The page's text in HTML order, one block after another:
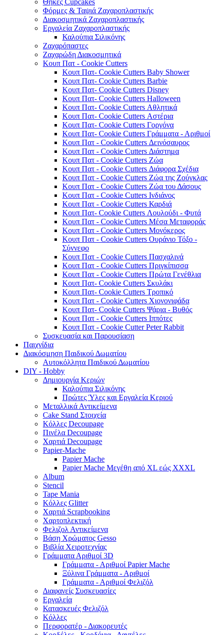
Θήκες Cupcakes
Φόρμες & Ταψιά Ζαχαροπλαστικής
Διακοσμητικά Ζαχαροπλαστικής
Εργαλεία Ζαχαροπλαστικής
Καλούπια Σιλικόνης
Ζαχαρόπαστες
Ζαχαρώδη Διακοσμητικά
Κουπ Πατ - Cookie Cutters
Κουπ Πατ- Cookie Cutters Baby Shower
Κουπ Πατ- Cookie Cutters Barbie
Κουπ Πατ- Cookie Cutters Disney
Κουπ Πατ- Cookie Cutters Halloween
Κουπ Πατ- Cookie Cutters Αθλητικά
Κουπ Πατ- Cookie Cutters Αστέρια
Κουπ Πατ- Cookie Cutters Γοργόνα
Κουπ Πατ- Cookie Cutters Γράμματα - Αριθμοί
Κουπ Πατ - Cookie Cutters Δεινόσαυρος
Κουπ Πατ - Cookie Cutters Διάστημα
Κουπ Πατ - Cookie Cutters Ζώα
Κουπ Πατ - Cookie Cutters Διάφορα Σχέδια
Κουπ Πατ - Cookie Cutters Ζώα της Ζούγκλας
Κουπ Πατ - Cookie Cutters Ζώα του Δάσους
Κουπ Πατ - Cookie Cutters Ινδιάνος
Κουπ Πατ - Cookie Cutters Καρδιά
Κουπ Πατ- Cookie Cutters Λουλούδι - Φυτά
Κουπ Πατ - Cookie Cutters Μέσα Μεταφοράς
Κουπ Πατ - Cookie Cutters Μονόκερος
Κουπ Πατ - Cookie Cutters Ουράνιο Τόξο -
Σύννεφο
Κουπ Πατ - Cookie Cutters Πασχαλινά
Κουπ Πατ - Cookie Cutters Πριγκίπισσα
Κουπ Πατ - Cookie Cutters Πρώτα Γενέθλια
Κουπ Πατ- Cookie Cutters Σκυλάκι
Κουπ Πατ- Cookie Cutters Τροπικό
Κουπ Πατ - Cookie Cutters Χιονονιφάδα
Κουπ Πατ- Cookie Cutters Ψάρια - Βυθός
Κουπ Πατ - Cookie Cutters Ιππότες
Κουπ Πατ - Cookie Cutter Peter Rabbit
Συσκευασία και Παρουσίαση
Παιχνίδια
Διακόσμηση Παιδικού Δωματίου
Αυτοκόλλητα Παιδικού Δωματίου
DIY - Hobby
Δημιουργία Κεριών
Καλούπια Σιλικόνης
Πρώτες Ύλες και Εργαλεία Κεριού
Μεταλλικά Αντικείμενα
Cake Stand Στοιχεία
Κόλλες Decoupage
Πινέλα Decoupage
Χαρτιά Decoupage
Papier-Mache
Papier Mache
Papier Mache Μεγέθη από XL εώς XXXL
Album
Stencil
Tape Mania
Κόλλες Glitter
Χαρτιά Scrapbooking
Χαρτοπλεκτική
Φελιζολ Αντικείμενα
Βάση Χρώματος Gesso
Βιβλία Χειροτεχνίας
Γράμματα Αριθμοί 3D
Γράμματα - Αριθμοί Papier Mache
Ξύλινα Γράμματα - Αριθμοί
Γράμματα - Αριθμοί Φελιζόλ
Διαφανείς Συσκευασίες
Εργαλεία
Κατασκευές Φελιζόλ
Κόλλες
Περφορατέρ - Διακορευτές